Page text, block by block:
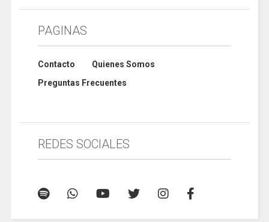
PAGINAS
Contacto
Quienes Somos
Preguntas Frecuentes
REDES SOCIALES